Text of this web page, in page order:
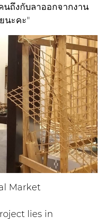
ถึงกับลาออกจากงาน
นะคะ"
Market
lies in